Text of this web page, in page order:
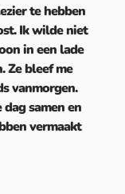
te hebben
Ik wilde niet
in een lade
Ze bleef me
vanmorgen.
samen en
vermaakt